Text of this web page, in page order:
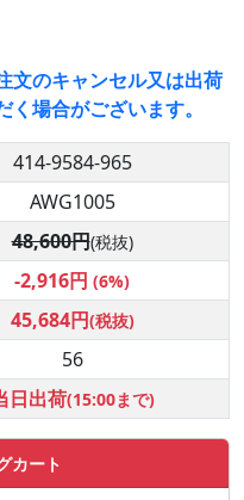
文のキャンセル又は出荷
場合がございます。
414-9584-965
AWG1005
48,600円(税抜)
-2,916円 (6%)
45,684円(税抜)
56
日出荷(15:00まで)
カート